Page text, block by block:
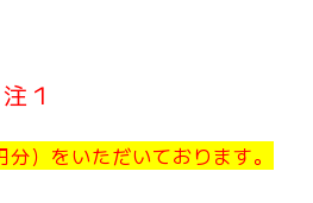
１
）をいただいております。